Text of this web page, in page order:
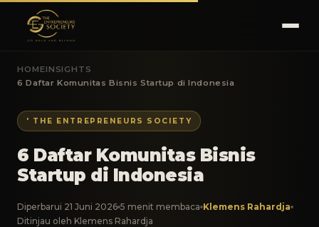
HOMEINSIGHTS
6 Daftar Komunitas Bisnis Startup di Indonesia
' THE ENTREPRENEURS SOCIETY
6 Daftar Komunitas Bisnis
Startup di Indonesia
Diperbarui 21 Juni 2026 5 menit membaca Klemens Rahardja
Ditinjau oleh Klemens Rahardja